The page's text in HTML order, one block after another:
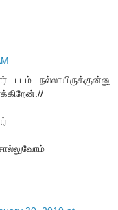
படம் நல்லாயிருக்குன்னு